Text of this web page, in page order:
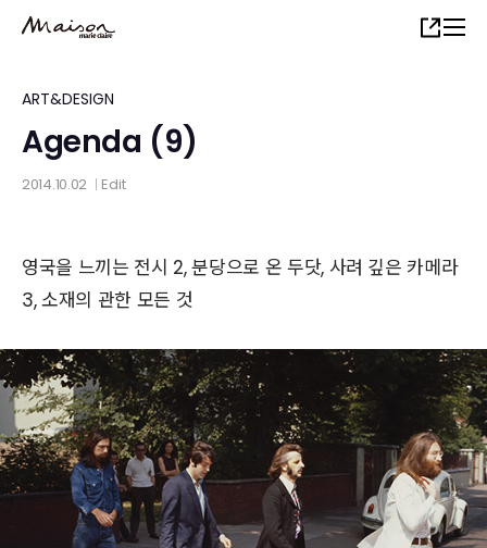
content
Share
ART&DESIGN
Agenda (9)
2014.10.02 Edit
영국을 느끼는 전시 2, 분당으로 온 두닷, 사려 깊은 카메라
3, 소재의 관한 모든 것